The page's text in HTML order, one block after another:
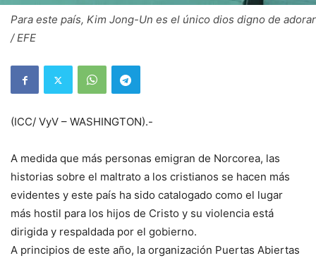
Para este país, Kim Jong-Un es el único dios digno de adorar
/ EFE
(ICC/ VyV – WASHINGTON).-
A medida que más personas emigran de Norcorea, las
historias sobre el maltrato a los cristianos se hacen más
evidentes y este país ha sido catalogado como el lugar
más hostil para los hijos de Cristo y su violencia está
dirigida y respaldada por el gobierno.
A principios de este año, la organización Puertas Abiertas